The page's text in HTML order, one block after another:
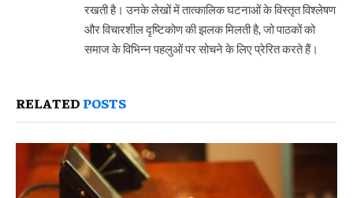
रखती है। उनके लेखों में तात्कालिक घटनाओं के विस्तृत विश्लेषण
और विचारशील दृष्टिकोण की झलक मिलती है, जो पाठकों को
समाज के विभिन्न पहलुओं पर सोचने के लिए प्रेरित करते हैं।
RELATED POSTS